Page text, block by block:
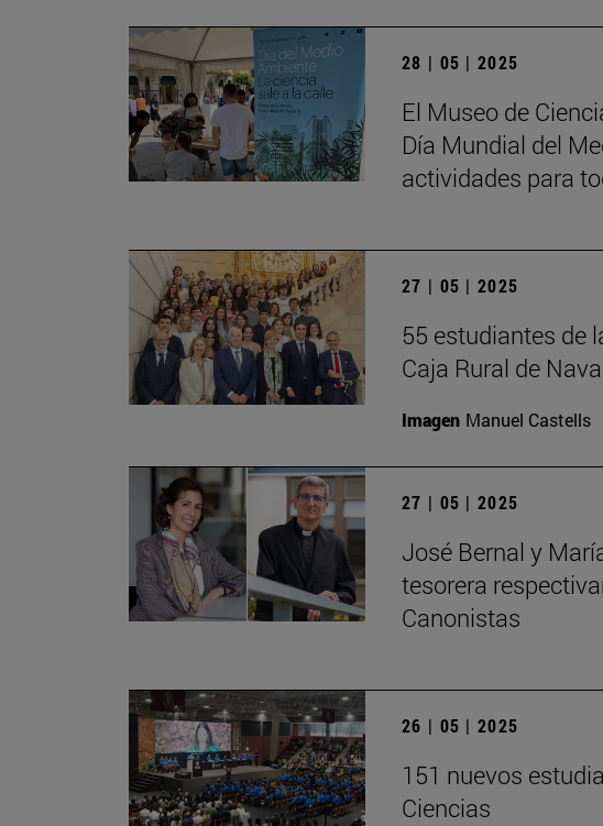
28 | 05 | 2025
El Museo de
Día Mundial del
actividades para
27 | 05 | 2025
55 estudiantes de
Caja Rural de
Imagen Manuel Castells
27 | 05 | 2025
José Bernal y
tesorera
Canonistas
26 | 05 | 2025
151 nuevos
Ciencias